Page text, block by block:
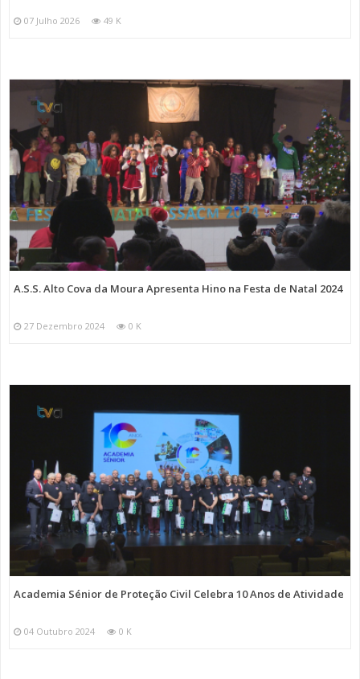
07 Julho 2026 49 K
A.S.S. Alto Cova da Moura Apresenta Hino na Festa de Natal 2024
27 Dezembro 2024 0 K
Academia Sénior de Proteção Civil Celebra 10 Anos de Atividade
04 Outubro 2024 0 K